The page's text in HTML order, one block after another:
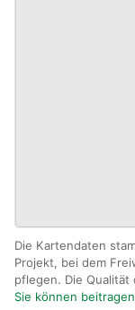
Die Kartendaten
Projekt, bei dem
pflegen. Die
Sie können